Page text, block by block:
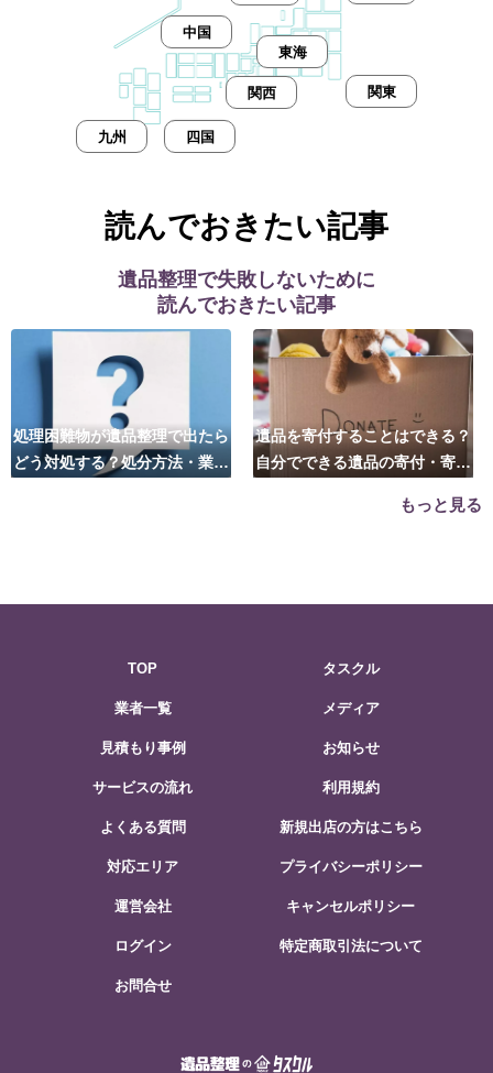
東海
関東
関西
中国
四国
九州
読んでおきたい記事
遺品整理で失敗しないために
読んでおきたい記事
処理困難物が遺品整理で出たら
どう対処する？処分方法・業者
遺品を寄付することはできる？
自分でできる遺品の寄付・寄贈
もっと見る
TOP
業者一覧
見積もり事例
サービスの流れ
よくある質問
対応エリア
運営会社
ログイン
お問合せ
タスクル
メディア
お知らせ
利用規約
新規出店の方はこちら
プライバシーポリシー
キャンセルポリシー
特定商取引法について